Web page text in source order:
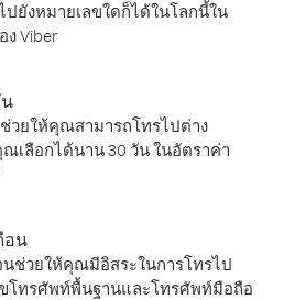
ยังหมายเลขใดก็ได้ในโลกนี้ใน
Viber
วยให้คุณสามารถโทรไปต่าง
เลือกได้นาน 30 วัน ในอัตราค่า
อน
ช่วยให้คุณมีอิสระในการโทรไป
ขโทรศัพท์พื้นฐานและโทรศัพท์มือถือ